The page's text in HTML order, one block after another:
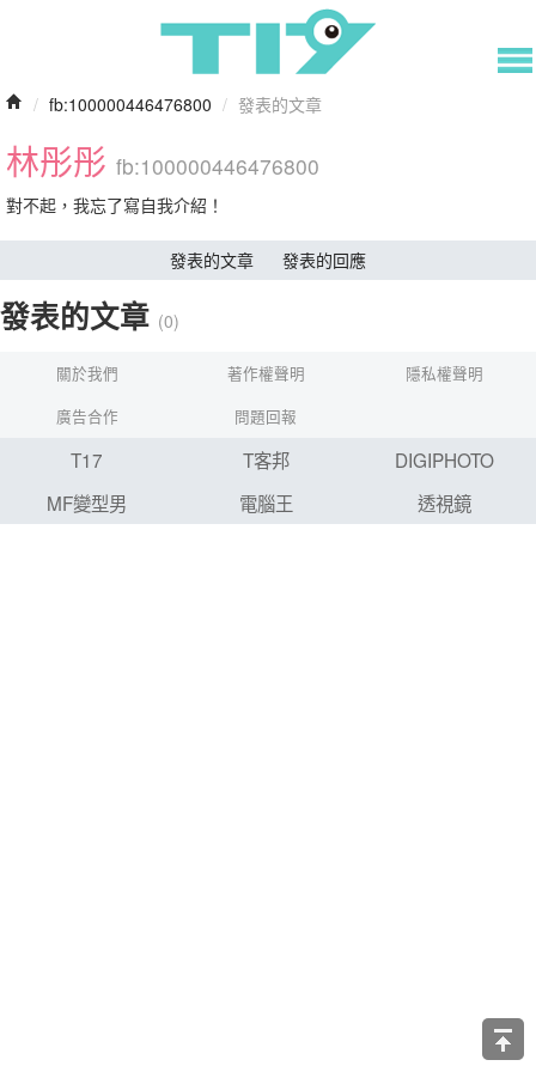
/ fb:100000446476800 / 發表的文章
林彤彤 fb:100000446476800
對不起，我忘了寫自我介紹！
發表的文章 發表的回應
發表的文章 (0)
關於我們 著作權聲明
隱私權聲明
廣告合作
問題回報
T17 T客邦
DIGIPHOTO
MF變型男
電腦王 透視鏡